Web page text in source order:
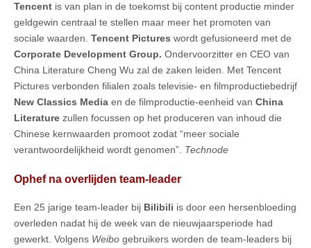
Tencent is van plan in de toekomst bij content productie minder
geldgewin centraal te stellen maar meer het promoten van
sociale waarden. Tencent Pictures wordt gefusioneerd met de
Corporate Development Group. Ondervoorzitter en CEO van
China Literature Cheng Wu zal de zaken leiden. Met Tencent
Pictures verbonden filialen zoals televisie- en filmproductiebedrijf
New Classics Media en de filmproductie-eenheid van China
Literature zullen focussen op het produceren van inhoud die
Chinese kernwaarden promoot zodat “meer sociale
verantwoordelijkheid wordt genomen”. Technode
Ophef na overlijden team-leader
Een 25 jarige team-leader bij Bilibili is door een hersenbloeding
overleden nadat hij de week van de nieuwjaarsperiode had
gewerkt. Volgens Weibo gebruikers worden de team-leaders bij